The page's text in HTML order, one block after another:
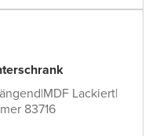
|MDF Lackiert|
83716